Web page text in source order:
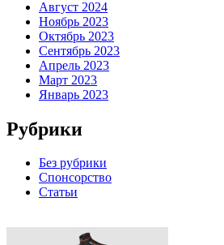
Август 2024
Ноябрь 2023
Октябрь 2023
Сентябрь 2023
Апрель 2023
Март 2023
Январь 2023
Рубрики
Без рубрики
Спонсорство
Статьи